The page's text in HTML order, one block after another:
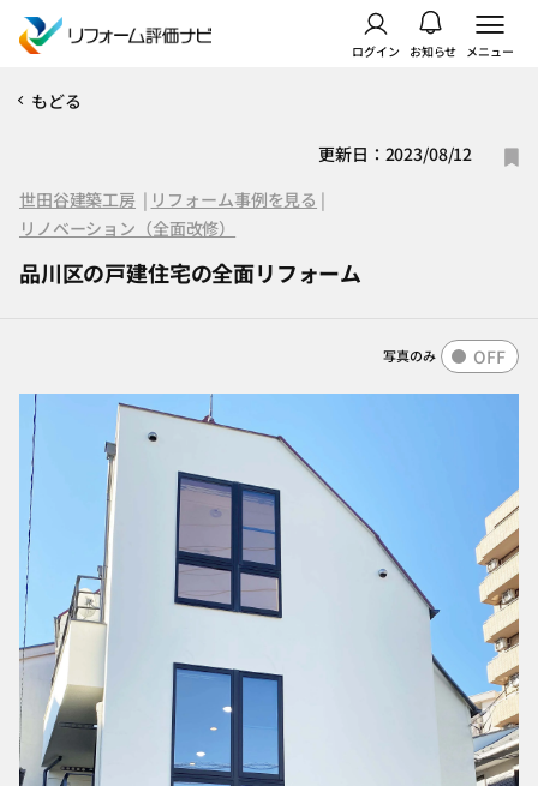
ログイン お知らせ メニュー
もどる
更新日：2023/08/12
世田谷建築工房 | リフォーム事例を見る |
リノベーション（全面改修）
品川区の戸建住宅の全面リフォーム
写真のみ OFF